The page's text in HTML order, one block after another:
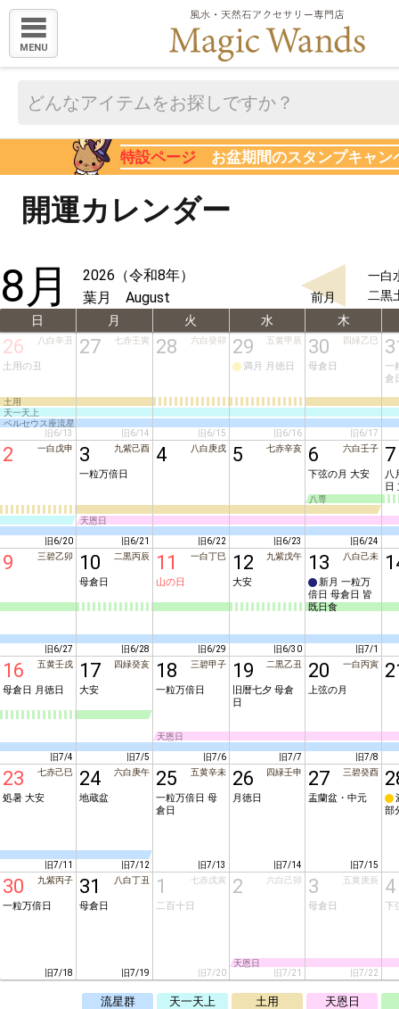
MENU
特設ページ お盆期間のスタンプキャン
開運カレンダー
8月
2026（令和8年）
葉月 August
前月
一白
二黒
日
月 火 水 木
26 八白辛丑
土用の丑
旧6/13
ペルセウス座流星群
天一天上
土用
27 七赤壬寅
旧6/14
28 六白癸卯
旧6/15
29 五黄甲辰
満月 月徳日
旧6/16
30 四緑乙巳
母倉日
旧6/17
一
倉
2 一白戊申
旧6/20
3 九紫己酉
一粒万倍日
旧6/21
天恩日
4 八白庚戌
旧6/22
5 七赤辛亥
旧6/23
6 六白壬子
下弦の月 大安
旧6/24
八専
7
八
日
9 三碧乙卯
旧6/27
10 二黒丙辰
母倉日
旧6/28
11 一白丁巳
山の日
旧6/29
12 九紫戊午
大安
旧6/30
13 八白己未
新月 一粒万
倍日 母倉日 皆
既日食
旧7/1
16 五黄壬戌
母倉日 月徳日
旧7/4
17 四緑癸亥
大安
旧7/5
18 三碧甲子
一粒万倍日
旧7/6
天恩日
19 二黒乙丑
旧暦七夕 母倉
日
旧7/7
20 一白丙寅
上弦の月
旧7/8
23 七赤己巳
処暑 大安
旧7/11
24 六白庚午
地蔵盆
旧7/12
25 五黄辛未
一粒万倍日 母
倉日
旧7/13
26 四緑壬申
月徳日
旧7/14
27 三碧癸酉
盂蘭盆・中元
旧7/15
部
30 九紫丙子
一粒万倍日
旧7/18
31 八白丁丑
母倉日
旧7/19
1 七赤戊寅
二百十日
旧7/20
2 六白己卯
旧7/21
天恩日
3 五黄庚辰
母倉日
旧7/22
4
下
流星群 天一天上 土用 天恩日